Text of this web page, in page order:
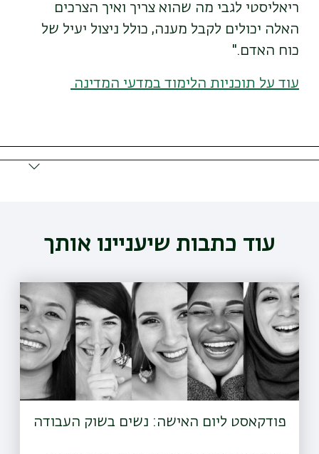
ריאליסטי לגבי מה שהוא צריך ואיך הצרכים
האלה יכולים לקבל מענה, כולל ניצול יעיל של
כוח האדם."
עוד על תוכניות הלימוד במדעי המדינה
עוד כתבות שיעניינו אותך
פודקאסט ליום האישה: נשים בשוק העבודה